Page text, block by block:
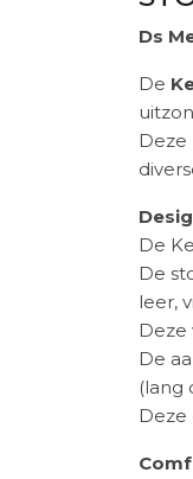
Ds
De
Deze
De
De
leer,
Deze
De
(lang
Deze